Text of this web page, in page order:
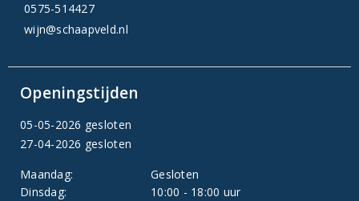
0575-514427
wijn@schaapveld.nl
Openingstijden
05-05-2026 gesloten
27-04-2026 gesloten
Maandag:
Gesloten
Dinsdag:
10:00 - 18:00 uur